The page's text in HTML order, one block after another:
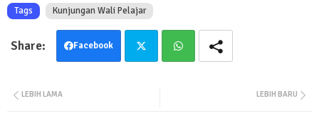
Tags Kunjungan Wali Pelajar
Facebook
LEBIH BARU
LEBIH LAMA